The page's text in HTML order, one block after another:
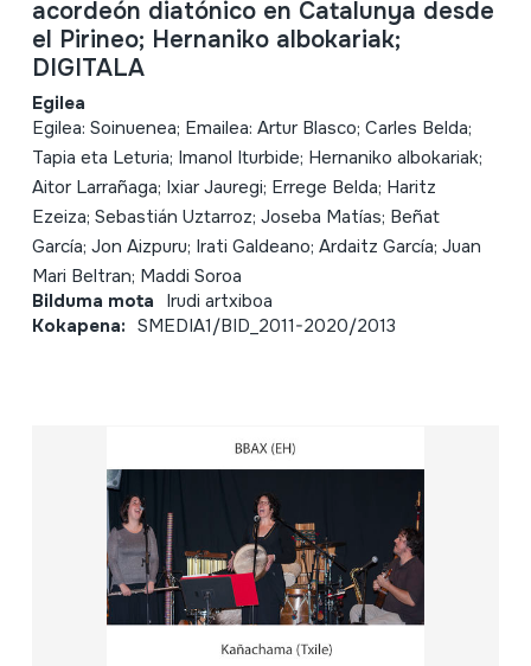
acordeón diatónico en Catalunya desde
el Pirineo; Hernaniko albokariak;
DIGITALA
Egilea
Egilea: Soinuenea; Emailea: Artur Blasco; Carles Belda;
Tapia eta Leturia; Imanol Iturbide; Hernaniko albokariak;
Aitor Larrañaga; Ixiar Jauregi; Errege Belda; Haritz
Ezeiza; Sebastián Uztarroz; Joseba Matías; Beñat
García; Jon Aizpuru; Irati Galdeano; Ardaitz García; Juan
Mari Beltran; Maddi Soroa
Bilduma mota Irudi artxiboa
Kokapena: SMEDIA1/BID_2011-2020/2013